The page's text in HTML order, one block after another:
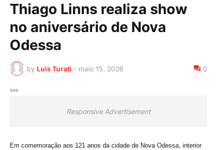
Thiago Linns realiza show
no aniversário de Nova
Odessa
by Luis Turati - maio 15, 2026 0
###
Responsive Advertisement
Em comemoração aos 121 anos da cidade de Nova Odessa, interior